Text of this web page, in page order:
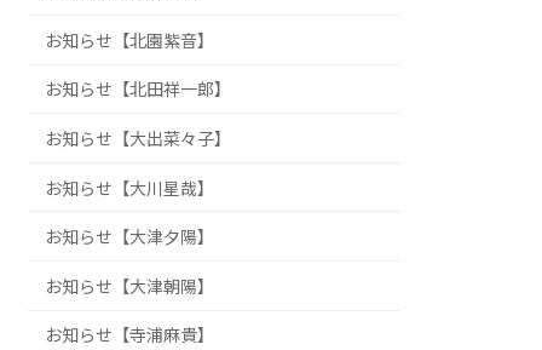
お知らせ【北園紫音】
お知らせ【北田祥一郎】
お知らせ【大出菜々子】
お知らせ【大川星哉】
お知らせ【大津夕陽】
お知らせ【大津朝陽】
お知らせ【寺浦麻貴】